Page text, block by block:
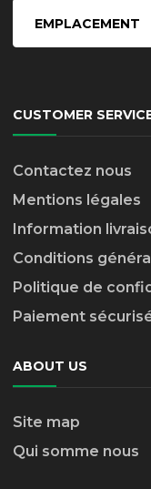
EMPLACEMENT
CUSTOMER
Contactez nous
Mentions légales
Information
Conditions
Politique de
Paiement
ABOUT US
Site map
Qui somme nous